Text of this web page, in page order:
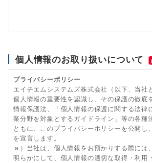
個人情報のお取り扱いについて
プライバシーポリシー
エイチエムシステムズ株式会社（以下、当社
個人情報の重要性を認識し、その保護の徹底
情報保護法、「個人情報の保護に関する法律
業分野を対象とするガイドライン」等の各種
ともに、このプライバシーポリシーを公開し
を宣言します。
ａ）当社は、個人情報をお預かりする際には
明らかにして、個人情報の適切な取得・利用